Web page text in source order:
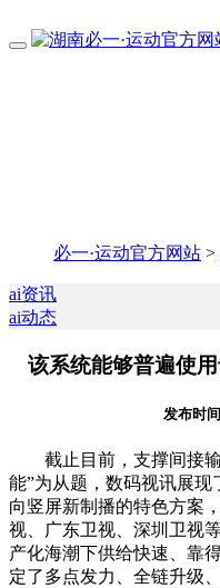
必一·运动官方网站 >
ai资讯
ai动态
该系统能够普遍使
发布时
截止目前，支撑间接输
能”为从题，数码视讯展现
向竖屏新制播的特色方案
视、广东卫视、深圳卫视
产化海潮下供给快速、靠
定了多点发力、全链升级